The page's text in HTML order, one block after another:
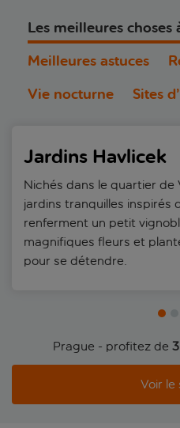
Les meilleures choses
Meilleures astuces
Vie nocturne
Sites
Jardins Havlicek
Nichés dans le quartier de
jardins tranquilles inspirés
renferment un petit
magnifiques fleurs et
pour se détendre.
Prague - profitez de
Voir le